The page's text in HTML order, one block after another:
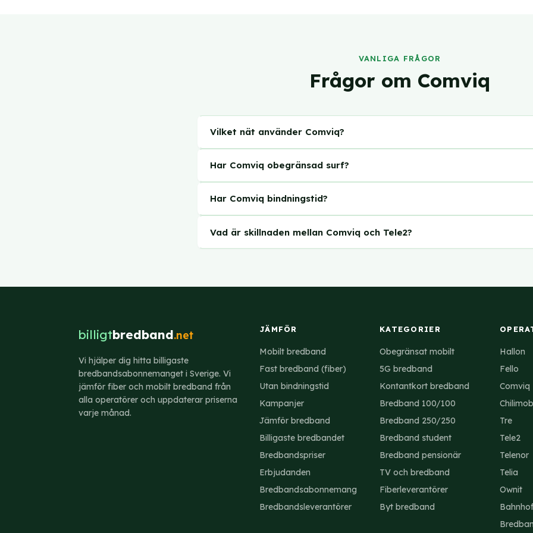
VANLIGA FRÅGOR
Frågor om Comviq
Vilket nät använder Comviq?
direkt.
Har Comviq obegränsad surf?
standardupplägg, inte ett tillval.
Har Comviq bindningstid?
Väljer du ett paket med router tillkommer normalt 24 månaders
Vad är skillnaden mellan Comviq och Tele2?
mobilabonnemang.
billigtbredband.net
Vi hjälper dig hitta billigaste
bredbandsabonnemanget i Sverige. Vi
jämför fiber och mobilt bredband från
alla operatörer och uppdaterar priserna
varje månad.
JÄMFÖR
Mobilt bredband
Fast bredband (fiber)
Utan bindningstid
Kampanjer
Jämför bredband
Billigaste bredbandet
Bredbandspriser
Erbjudanden
Bredbandsabonnemang
Bredbandsleverantörer
KATEGORIER
Obegränsat mobilt
5G bredband
Kontantkort bredband
Bredband 100/100
Bredband 250/250
Bredband student
Bredband pensionär
TV och bredband
Fiberleverantörer
Byt bredband
Hallon
Fello
Comviq
Tre
Tele2
Telenor
Telia
Ownit
Bahnhof